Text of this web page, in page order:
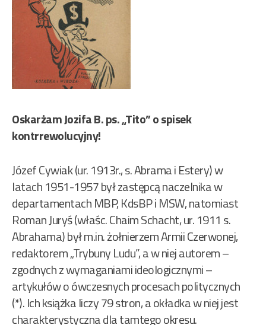
Oskarżam Jozifa B. ps. „Tito” o spisek
kontrrewolucyjny!
Józef Cywiak (ur. 1913r., s. Abrama i Estery) w
latach 1951-1957 był zastępcą naczelnika w
departamentach MBP, KdsBP i MSW, natomiast
Roman Juryś (właśc. Chaim Schacht, ur. 1911 s.
Abrahama) był m.in. żołnierzem Armii Czerwonej,
redaktorem „Trybuny Ludu”, a w niej autorem –
zgodnych z wymaganiami ideologicznymi –
artykułów o ówczesnych procesach politycznych
(*). Ich książka liczy 79 stron, a okładka w niej jest
charakterystyczna dla tamtego okresu.